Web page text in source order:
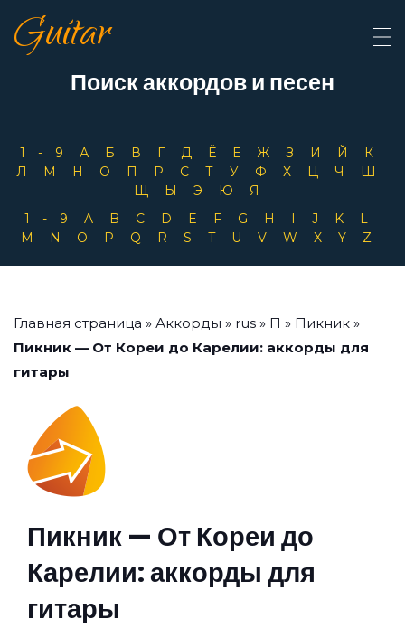
Guitar
Поиск аккордов и песен
1-9 А Б В Г Д Ё Е Ж З И Й
К
Л
М Н О П Р С Т У Ф Х Ц Ч
Ш
Щ
Ы Э Ю
Я
1-9
A B C D E F G H I J K
L
M
N O P Q R S T U V W X Y Z
Главная страница » Аккорды » rus » П » Пикник »
Пикник — От Кореи до Карелии: аккорды для
гитары
Пикник — От Кореи до
Карелии: аккорды для
гитары